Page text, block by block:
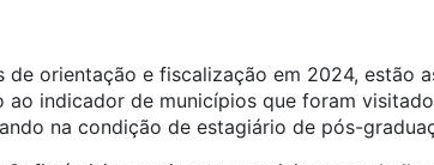
orientação e fiscalização em 2024, estão
ao indicador de municípios que foram
na condição de estagiário de pós-